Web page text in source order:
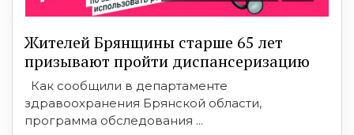
Жителей Брянщины старше 65 лет
призывают пройти диспансеризацию
Как сообщили в департаменте
здравоохранения Брянской области,
программа обследования ...